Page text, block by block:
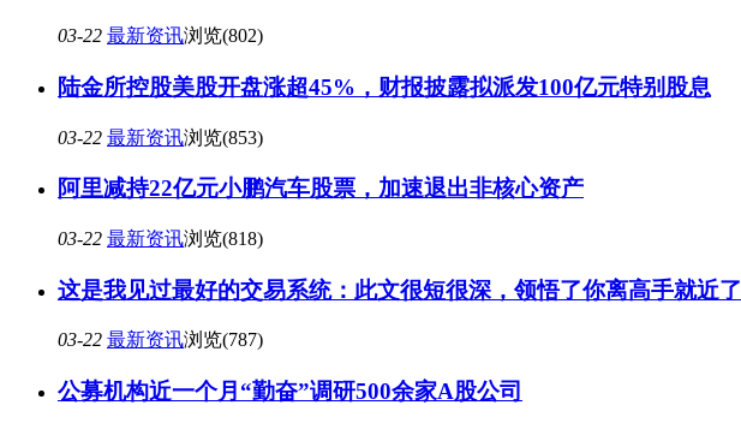
03-22 最新资讯浏览(802)
陆金所控股美股开盘涨超45%，财报披露拟派发100亿元特别股息
03-22 最新资讯浏览(853)
阿里减持22亿元小鹏汽车股票，加速退出非核心资产
03-22 最新资讯浏览(818)
这是我见过最好的交易系统：此文很短很深，领悟了你离高手就近了
03-22 最新资讯浏览(787)
公募机构近一个月“勤奋”调研500余家A股公司